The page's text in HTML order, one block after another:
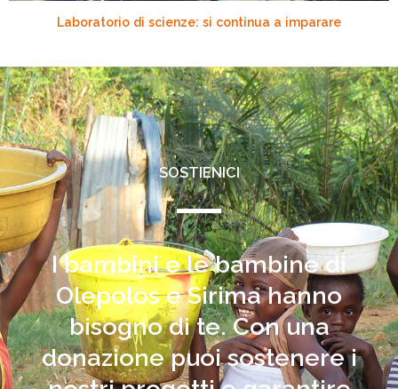
Laboratorio di scienze: si continua a imparare
SOSTIENICI
I bambini e le bambine di
Olepolos e Sirima hanno
bisogno di te. Con una
donazione puoi sostenere i